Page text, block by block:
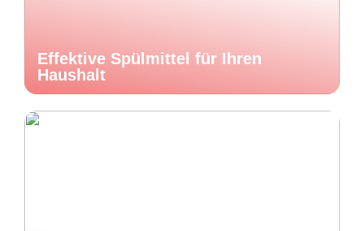
Effektive Spülmittel für Ihren
Haushalt